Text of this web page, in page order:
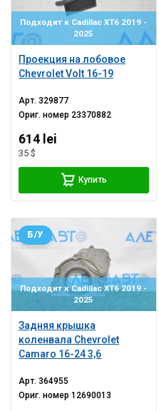
Подходит к Cadillac XT6 2019 -
2025
Проекция на лобовое
Chevrolet Volt 16-19
Арт.329877
Ориг. номер 23370882
614 lei
35 $
Купить
Подходит к Cadillac XT6 2019 -
2025
Задняя крышка
коленвала Chevrolet
Camaro 16-24 3,6
Б/У
Арт.364955
Ориг. номер12690013